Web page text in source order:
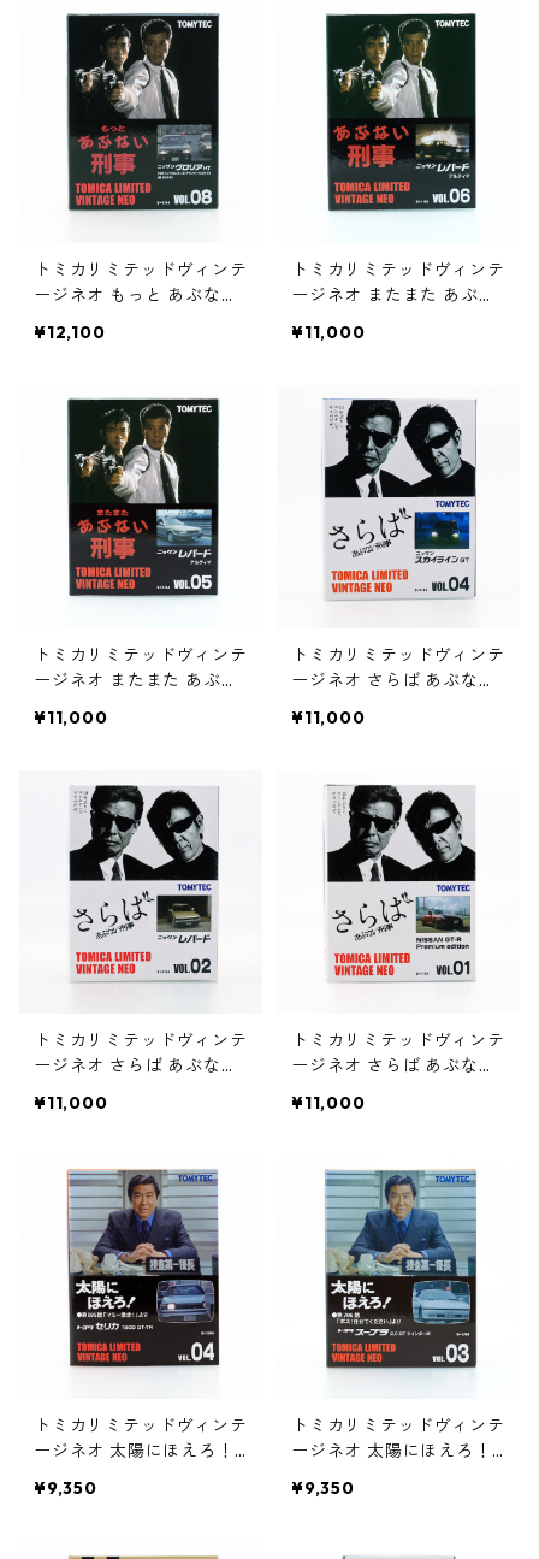
トミカリミテッドヴィンテ
ージネオ もっと あぶない
ロリア HT #36290377
¥12,100
トミカリミテッドヴィンテ
ージネオ またまた あぶな
レパード アルティマ #362
¥11,000
トミカリミテッドヴィンテ
ージネオ またまた あぶな
レパード アルティマ #362
¥11,000
トミカリミテッドヴィンテ
ージネオ さらば あぶない
カイライン GT #3627844
¥11,000
トミカリミテッドヴィンテ
ージネオ さらば あぶない
パード #36278740
¥11,000
トミカリミテッドヴィンテ
ージネオ さらば あぶない
-R Premium edition #362
¥11,000
トミカリミテッドヴィンテ
ージネオ 太陽にほえろ！
00 GT-TR #36276616
¥9,350
トミカリミテッドヴィンテ
ージネオ 太陽にほえろ！
2.0GT ツインターボ #36
¥9,350